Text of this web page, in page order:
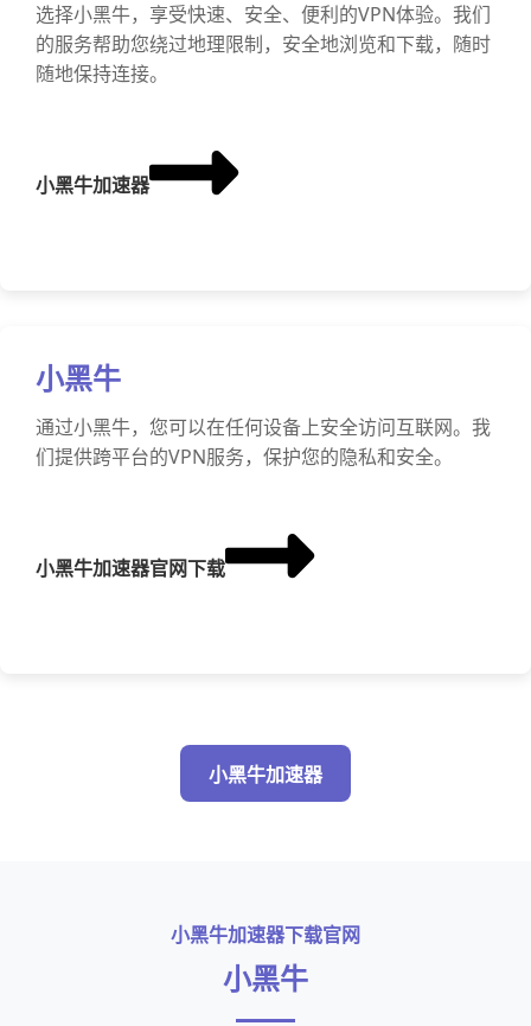
选择小黑牛，享受快速、安全、便利的VPN体验。我们
的服务帮助您绕过地理限制，安全地浏览和下载，随时
随地保持连接。
小黑牛加速器
小黑牛
通过小黑牛，您可以在任何设备上安全访问互联网。我
们提供跨平台的VPN服务，保护您的隐私和安全。
小黑牛加速器官网下载
小黑牛加速器
小黑牛加速器下载官网
小黑牛